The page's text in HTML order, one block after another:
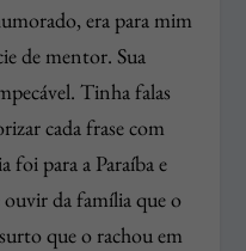
era para mim
de mentor. Sua
Tinha falas
cada frase com
foi para a Paraíba e
da família que o
que o rachou em